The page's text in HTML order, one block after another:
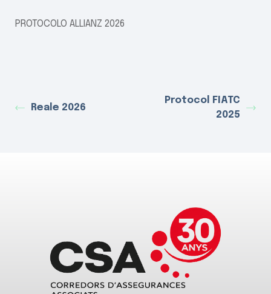
PROTOCOLO ALLIANZ 2026
Reale 2026
Protocol FIATC
2025